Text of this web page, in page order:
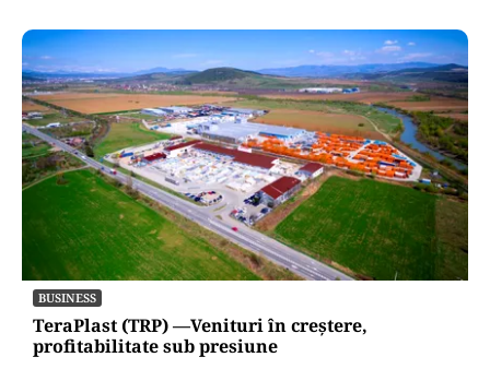
BUSINESS
TeraPlast (TRP) —Venituri în creștere,
profitabilitate sub presiune